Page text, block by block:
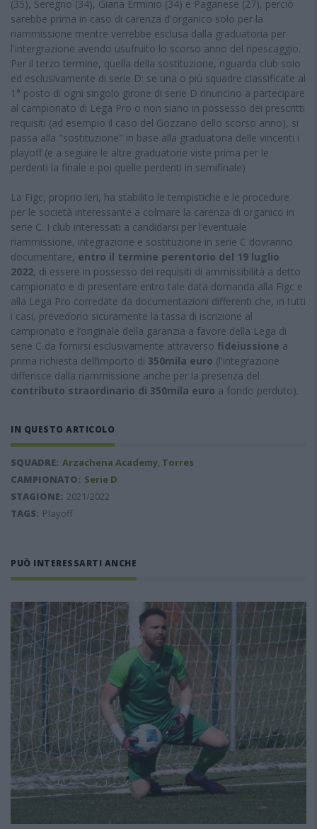
(35), Seregno (34), Giana Erminio (34) e Paganese (27), perciò
sarebbe prima in caso di carenza d'organico solo per la
riammissione mentre verrebbe esclusa dalla graduatoria per
l'intergrazione avendo usufruito lo scorso anno del ripescaggio.
Per il terzo termine, quella della sostituzione, riguarda club solo
ed esclusivamente di serie D: se una o più squadre classificate al
1° posto di ogni singolo girone di serie D rinuncino a partecipare
al campionato di Lega Pro o non siano in possesso dei prescritti
requisiti (ad esempio il caso del Gozzano dello scorso anno), si
passa alla "sostituzione" in base alla graduatoria delle vincenti i
playoff (e a seguire le altre graduatorie viste prima per le
perdenti la finale e poi quelle perdenti in semifinale)
La Figc, proprio ieri, ha stabilito le tempistiche e le procedure
per le società interessante a colmare la carenza di organico in
serie C. I club interessati a candidarsi per l’eventuale
riammissione, integrazione e sostituzione in serie C dovranno
documentare, entro il termine perentorio del 19 luglio
2022, di essere in possesso dei requisiti di ammissibilità a detto
campionato e di presentare entro tale data domanda alla Figc e
alla Lega Pro corredate da documentazioni differenti che, in tutti
i casi, prevedono sicuramente la tassa di iscrizione al
campionato e l’originale della garanzia a favore della Lega di
serie C da fornirsi esclusivamente attraverso fideiussione a
prima richiesta dell’importo di 350mila euro (l'integrazione
differisce dalla riammissione anche per la presenza del
contributo straordinario di 350mila euro a fondo perduto).
IN QUESTO ARTICOLO
SQUADRE: Arzachena Academy, Torres
CAMPIONATO: Serie D
STAGIONE: 2021/2022
TAGS: Playoff
PUÒ INTERESSARTI ANCHE